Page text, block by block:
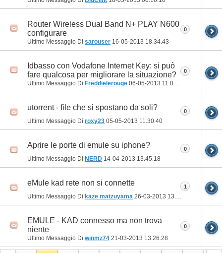
Router Wireless Dual Band N+ PLAY N600
configurare
Ultimo Messaggio Di sarouser 16-05-2013 18.34.43
0
Idbasso con Vodafone Internet Key: si può
fare qualcosa per migliorare la situazione?
Ultimo Messaggio Di Freddielerouge 06-05-2013 11.03.20
0
utorrent - file che si spostano da soli?
Ultimo Messaggio Di roxy23 05-05-2013 11.30.40
0
Aprire le porte di emule su iphone?
Ultimo Messaggio Di NERD 14-04-2013 13.45.18
0
eMule kad rete non si connette
Ultimo Messaggio Di kaze matzuyama 26-03-2013 13.46.34
1
EMULE - KAD connesso ma non trova
niente
Ultimo Messaggio Di winmz74 21-03-2013 13.26.28
0